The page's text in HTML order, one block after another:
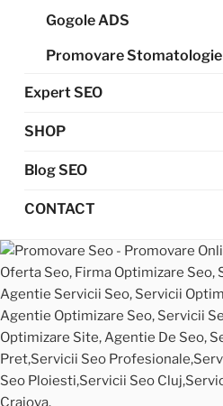
Gogole ADS
Promovare Stomatologie
Expert SEO
SHOP
Blog SEO
CONTACT